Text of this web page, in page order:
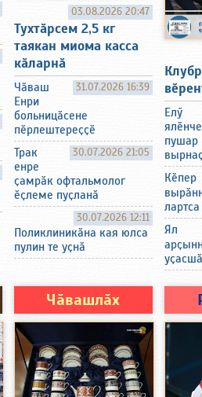
03.08.2026 20:47
Тухтӑрсем 2,5 кг
таякан миома касса
кӑларнӑ
31.07.2026 16:39
Чӑваш
Енри
больницӑсене
пӗрлештереҫҫӗ
30.07.2026 21:05
Трак
енре
ҫамрӑк офтальмолог
ӗҫлеме пуҫланӑ
30.07.2026 12:11
Поликлиникӑна кая юлса
пулин те уҫнӑ
Елӳ
ялӗнче
пушар
Кӗпер
Ял
Чӑвашлӑх